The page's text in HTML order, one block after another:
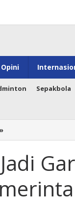
Opini
Sepakbola
»
Lobi
Garda
Depan
Cepat